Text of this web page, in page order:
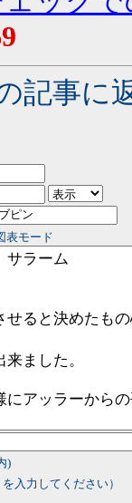
記事に
表モード
)
を入力してください）